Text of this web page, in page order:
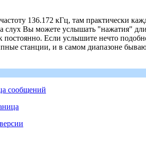
136.172 кГц, там практически
слух Вы можете услышать "нажатия"
постоянно. Если услышите нечто
станции, и в самом диапазоне
сообщений